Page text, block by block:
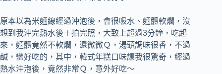
原本以為米麵線經過沖泡後，會很吸水、麵體軟爛，沒
想到我沖完熱水後＋拍完照，大致上超過3分鐘，吃起
來，麵體竟然不軟爛，還微微Ｑ，湯頭調味很香，不過
鹹，蠻好吃的，其中，韓式年糕口味讓我很驚奇，經過
熱水沖泡後，竟然非常Ｑ，意外好吃～